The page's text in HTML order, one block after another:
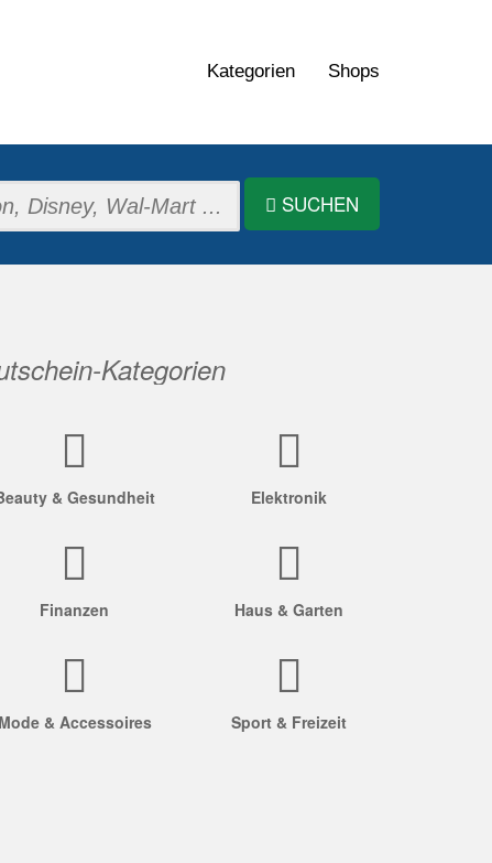
Kategorien Shops
SUCHEN
Kategorien
& Gesundheit Elektronik
Finanzen Haus & Garten
Mode & Accessoires Sport & Freizeit